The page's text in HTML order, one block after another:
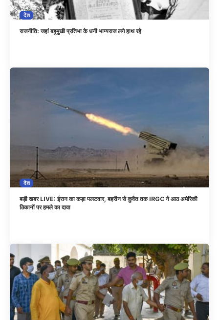
देश
राजनीति: जहां बहुमुखी प्रतिभा के धनी भाग्यराज लगे हाथ रहे
देश
बड़ी खबर LIVE: ईरान का कड़ा पलटवार, बहरीन से कुवैत तक IRGC ने आठ अमेरिकी
ठिकानों पर हमले का दावा